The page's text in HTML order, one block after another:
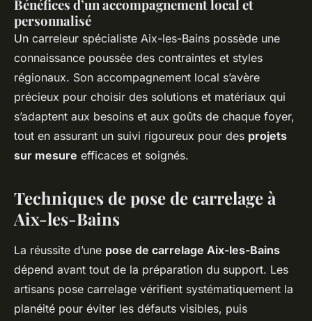
Bénéfices d’un accompagnement local et
personnalisé
Un carreleur spécialiste Aix-les-Bains possède une
connaissance poussée des contraintes et styles
régionaux. Son accompagnement local s’avère
précieux pour choisir des solutions et matériaux qui
s’adaptent aux besoins et aux goûts de chaque foyer,
tout en assurant un suivi rigoureux pour des projets
sur mesure efficaces et soignés.
Techniques de pose de carrelage à
Aix-les-Bains
La réussite d’une pose de carrelage Aix-les-Bains
dépend avant tout de la préparation du support. Les
artisans pose carrelage vérifient systématiquement la
planéité pour éviter les défauts visibles, puis